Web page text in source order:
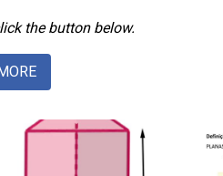
the button below.